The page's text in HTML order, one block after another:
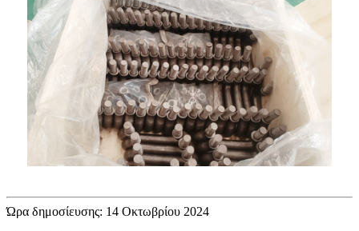
Ώρα δημοσίευσης: 14 Οκτωβρίου 2024